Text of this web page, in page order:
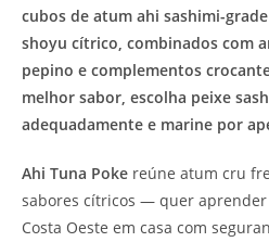
cubos de atum ahi sashimi-
shoyu cítrico, combinados com
pepino e complementos
melhor sabor, escolha peixe
adequadamente e marine por
Ahi Tuna Poke reúne atum cru
sabores cítricos — quer
Costa Oeste em casa com